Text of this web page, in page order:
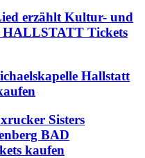
erzählt Kultur- und
HALLSTATT Tickets
Hallstatt
Sisters
BAD
kaufen